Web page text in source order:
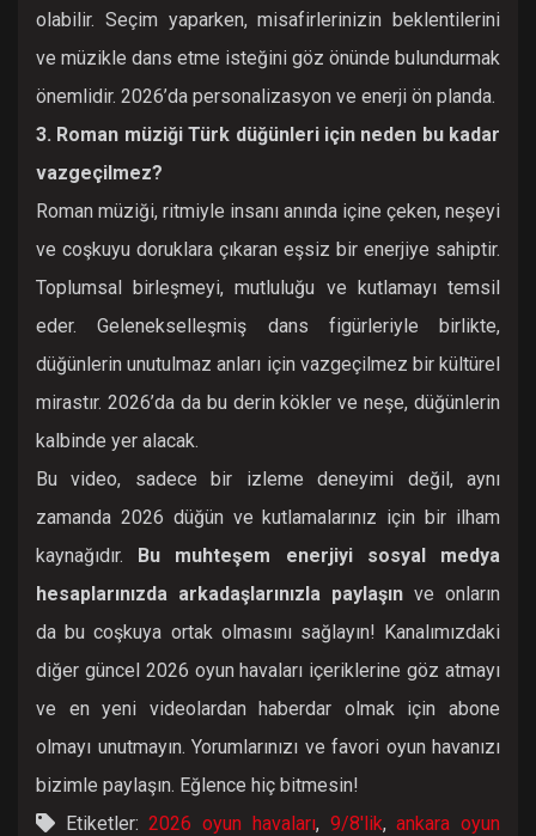
olabilir. Seçim yaparken, misafirlerinizin beklentilerini
ve müzikle dans etme isteğini göz önünde bulundurmak
önemlidir. 2026’da personalizasyon ve enerji ön planda.
3. Roman müziği Türk düğünleri için neden bu kadar
vazgeçilmez?
Roman müziği, ritmiyle insanı anında içine çeken, neşeyi
ve coşkuyu doruklara çıkaran eşsiz bir enerjiye sahiptir.
Toplumsal birleşmeyi, mutluluğu ve kutlamayı temsil
eder. Gelenekselleşmiş dans figürleriyle birlikte,
düğünlerin unutulmaz anları için vazgeçilmez bir kültürel
mirastır. 2026’da da bu derin kökler ve neşe, düğünlerin
kalbinde yer alacak.
Bu video, sadece bir izleme deneyimi değil, aynı
zamanda 2026 düğün ve kutlamalarınız için bir ilham
kaynağıdır. Bu muhteşem enerjiyi sosyal medya
hesaplarınızda arkadaşlarınızla paylaşın ve onların
da bu coşkuya ortak olmasını sağlayın! Kanalımızdaki
diğer güncel 2026 oyun havaları içeriklerine göz atmayı
ve en yeni videolardan haberdar olmak için abone
olmayı unutmayın. Yorumlarınızı ve favori oyun havanızı
bizimle paylaşın. Eğlence hiç bitmesin!
Etiketler:2026 oyun havaları, 9/8'lik,ankara oyun